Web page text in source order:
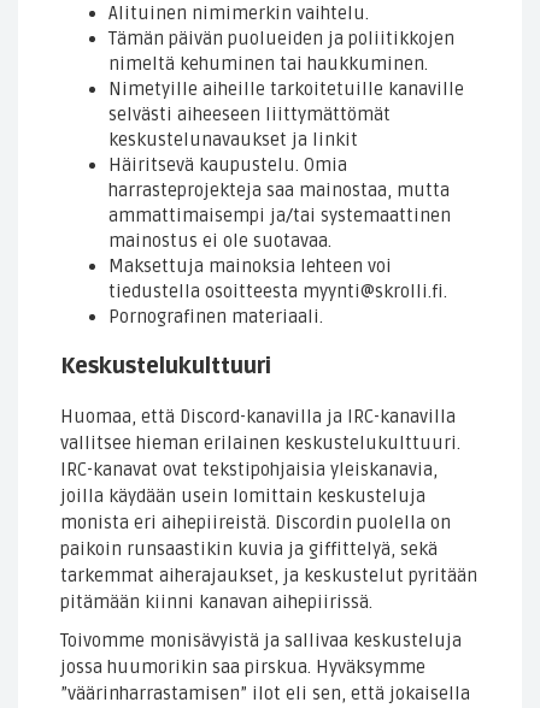
Alituinen nimimerkin vaihtelu.
Tämän päivän puolueiden ja poliitikkojen
nimeltä kehuminen tai haukkuminen.
Nimetyille aiheille tarkoitetuille kanaville
selvästi aiheeseen liittymättömät
keskustelunavaukset ja linkit
Häiritsevä kaupustelu. Omia
harrasteprojekteja saa mainostaa, mutta
ammattimaisempi ja/tai systemaattinen
mainostus ei ole suotavaa.
Maksettuja mainoksia lehteen voi
tiedustella osoitteesta myynti@skrolli.fi.
Pornografinen materiaali.
Keskustelukulttuuri
Huomaa, että Discord-kanavilla ja IRC-kanavilla
vallitsee hieman erilainen keskustelukulttuuri.
IRC-kanavat ovat tekstipohjaisia yleiskanavia,
joilla käydään usein lomittain keskusteluja
monista eri aihepiireistä. Discordin puolella on
paikoin runsaastikin kuvia ja giffittelyä, sekä
tarkemmat aiherajaukset, ja keskustelut pyritään
pitämään kiinni kanavan aihepiirissä.
Toivomme monisävyistä ja sallivaa keskusteluja
jossa huumorikin saa pirskua. Hyväksymme
”väärinharrastamisen” ilot eli sen, että jokaisella